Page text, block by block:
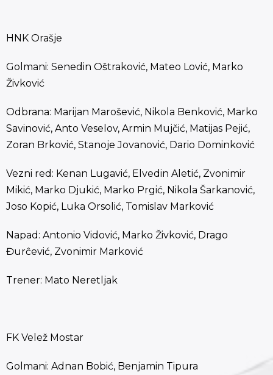
HNK Orašje
Golmani: Senedin Oštraković, Mateo Lović, Marko
Živković
Odbrana: Marijan Marošević, Nikola Benković, Marko
Savinović, Anto Veselov, Armin Mujčić, Matijas Pejić,
Zoran Brković, Stanoje Jovanović, Dario Dominković
Vezni red: Kenan Lugavić, Elvedin Aletić, Zvonimir
Mikić, Marko Djukić, Marko Prgić, Nikola Šarkanović,
Joso Kopić, Luka Orsolić, Tomislav Marković
Napad: Antonio Vidović, Marko Živković, Drago
Đurĉević, Zvonimir Marković
Trener: Mato Neretljak
FK Velež Mostar
Golmani: ​Adnan Bobić, Benjamin Tipura